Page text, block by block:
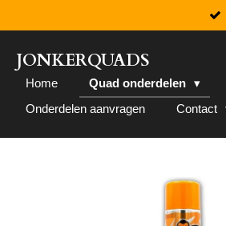
direct
naar
de
hoofdinhoud
JONKERQUADS
Home Quad onderdelen
Onderdelen aanvragen
Contact